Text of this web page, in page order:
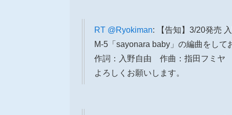
RT @Ryokiman: 【告知】3/20発売
M-5「sayonara baby」の編曲をして
作詞：入野自由 作曲：指田フミヤ
よろしくお願いします。